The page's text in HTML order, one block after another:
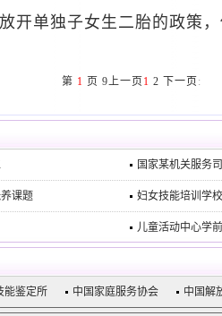
单独子女生二胎的政策，
第 1 页 9上一页 1 2 下一页 :
国家某机关服务
课题 妇女技能培训学
儿童活动中心学
能鉴定所 中国家庭服务协会 中国解